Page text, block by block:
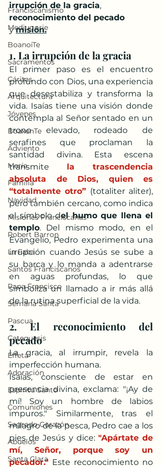
Franciscanismo
Medjugorje
BoanoiTe
Sacramentos
Cáritas
Arquitectura
Jóvenes
BoaxenTe
Adviento
María
Familia
Navidad
Misiones Franciscanas
Robert Barron
La Faba
Santos Franciscanos
Papa Francisco
Semana Santa
Pascua
Catequesis
Effetá
Adoración
Espíritu Santo
Comuniones
Sagrado Corazón
Abuelos
Santa Clara
irrupción de la gracia,
reconocimiento del pecado
y misión.
1. La irrupción de la gracia
El primer paso es el encuentro
profundo con Dios, una experiencia
que desestabiliza y transforma la
vida. Isaías tiene una visión donde
contempla al Señor sentado en un
trono elevado, rodeado de
serafines que proclaman la
santidad divina. Esta escena
transmite la trascendencia
absoluta de Dios, quien es
“totalmente otro” (totaliter aliter),
pero también cercano, como indica
el símbolo del humo que llena el
templo. Del mismo modo, en el
Evangelio, Pedro experimenta una
irrupción cuando Jesús se sube a
su barca y lo manda a adentrarse
en aguas profundas, lo que
simboliza un llamado a ir más allá
de la rutina superficial de la vida.
2. El reconocimiento del
pecado
La gracia, al irrumpir, revela la
imperfección humana.
Isaías, consciente de estar en
presencia divina, exclama: "¡Ay de
mí! Soy un hombre de labios
impuros." Similarmente, tras el
milagro de la pesca, Pedro cae a los
pies de Jesús y dice: "Apártate de
mí, Señor, porque soy un
pecador." Este reconocimiento no